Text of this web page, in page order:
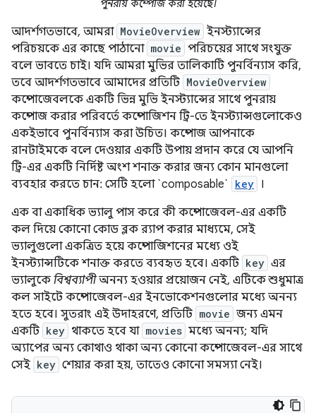
পুনরায় কম্পোজ করা হয়েছে।
আদর্শগতভাবে, আমরা MovieOverview ইনস্ট্যান্সের
পরিচয়কে এর কাছে পাঠানো movie পরিচয়ের সাথে সংযুক্ত
বলে ভাবতে চাই। যদি আমরা মুভির তালিকাটি পুনর্বিন্যাস করি,
তবে আদর্শগতভাবে আমাদের প্রতিটি MovieOverview
কম্পোজেবলকে একটি ভিন্ন মুভি ইনস্ট্যান্সের সাথে পুনরায়
কম্পোজ করার পরিবর্তে কম্পোজিশন ট্রি-তে ইনস্ট্যান্সগুলোকেও
একইভাবে পুনর্বিন্যাস করা উচিত। কম্পোজ আপনাকে
রানটাইমকে বলে দেওয়ার একটি উপায় প্রদান করে যে আপনি
ট্রি-এর একটি নির্দিষ্ট অংশ শনাক্ত করার জন্য কোন মানগুলো
ব্যবহার করতে চান: সেটি হলো `composable`
key ।
এক বা একাধিক ভ্যালু পাস করে কী কম্পোজেবল-এর একটি
কল দিয়ে কোনো কোড ব্লক র‍্যাপ করার মাধ্যমে, সেই
ভ্যালুগুলো একত্রিত হয়ে কম্পোজিশনের মধ্যে ওই
ইনস্ট্যান্সটিকে শনাক্ত করতে ব্যবহৃত হবে। একটি key এর
ভ্যালুকে বিশ্বব্যাপীঅনন্য হওয়ার প্রয়োজন নেই, এটিকে শুধুমাত্র
কল সাইটে কম্পোজেবল-এর ইনভোকেশনগুলোর মধ্যে অনন্য
হতে হবে। সুতরাং এই উদাহরণে, প্রতিটি movie জন্য এমন
একটি key থাকতে হবে যা movies মধ্যে অনন্য; যদি
অ্যাপের অন্য কোথাও থাকা অন্য কোনো কম্পোজেবল-এর সাথে
সেই key শেয়ার করা হয়, তাতেও কোনো সমস্যা নেই।